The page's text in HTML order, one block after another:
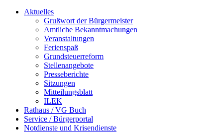
Aktuelles
Grußwort der Bürgermeister
Amtliche Bekanntmachungen
Veranstaltungen
Ferienspaß
Grundsteuerreform
Stellenangebote
Presseberichte
Sitzungen
Mitteilungsblatt
ILEK
Rathaus / VG Buch
Service / Bürgerportal
Notdienste und Krisendienste